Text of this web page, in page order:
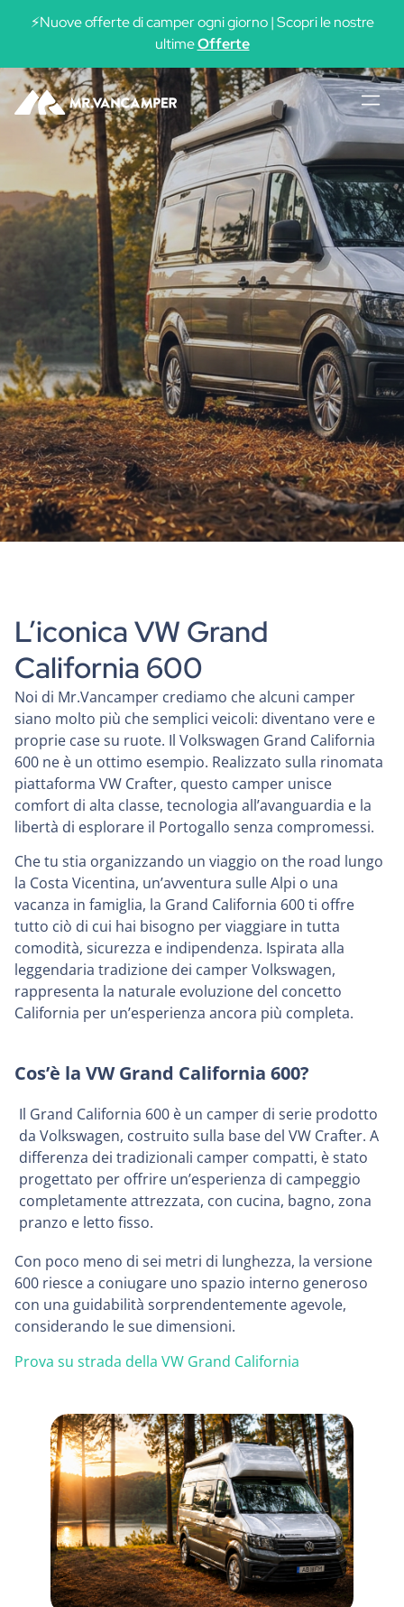
⚡Nuove offerte di camper ogni giorno | Scopri le nostre
ultimeOfferte
L’iconica VW Grand
California 600
Noi di Mr.Vancamper crediamo che alcuni camper
siano molto più che semplici veicoli: diventano vere e
proprie case su ruote. Il Volkswagen Grand California
600 ne è un ottimo esempio. Realizzato sulla rinomata
piattaforma VW Crafter, questo camper unisce
comfort di alta classe, tecnologia all’avanguardia e la
libertà di esplorare il Portogallo senza compromessi.
Che tu stia organizzando un viaggio on the road lungo
la Costa Vicentina, un’avventura sulle Alpi o una
vacanza in famiglia, la Grand California 600 ti offre
tutto ciò di cui hai bisogno per viaggiare in tutta
comodità, sicurezza e indipendenza. Ispirata alla
leggendaria tradizione dei camper Volkswagen,
rappresenta la naturale evoluzione del concetto
California per un’esperienza ancora più completa.
Cos’è la VW Grand California 600?
Il Grand California 600 è un camper di serie prodotto
da Volkswagen, costruito sulla base del VW Crafter. A
differenza dei tradizionali camper compatti, è stato
progettato per offrire un’esperienza di campeggio
completamente attrezzata, con cucina, bagno, zona
pranzo e letto fisso.
Con poco meno di sei metri di lunghezza, la versione
600 riesce a coniugare uno spazio interno generoso
con una guidabilità sorprendentemente agevole,
considerando le sue dimensioni.
Prova su strada della VW Grand California